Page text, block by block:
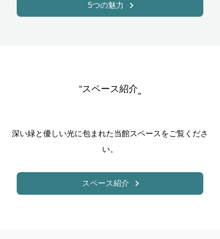
5つの魅力
“スペース紹介
”
深い緑と優しい光に包まれた当館スペースをご覧くださ
い。
スペース紹介